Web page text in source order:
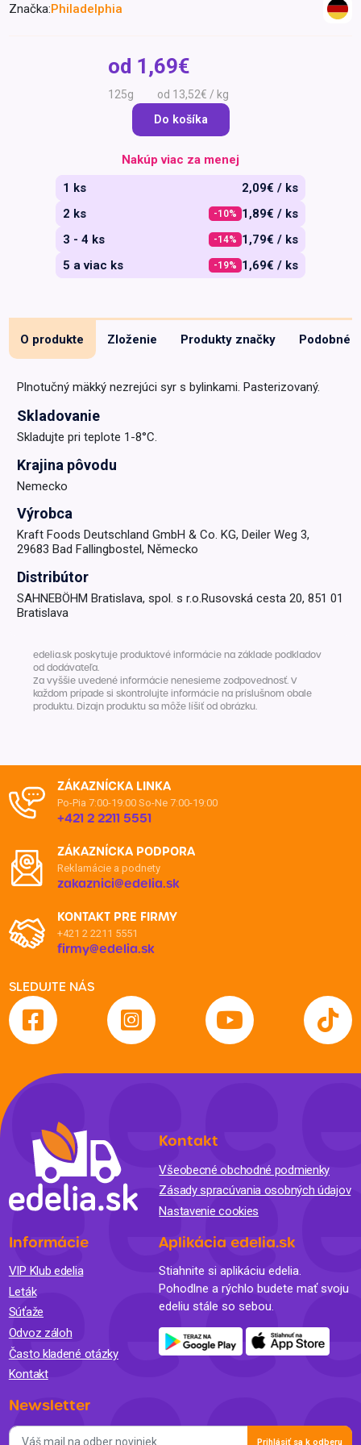
Špeciálna výživa a
Drogéria a kozmetika
Domácnosť a kancelária
Domáci miláčikovia
Lekáreň
Značka:Philadelphia
od 1,69€
125g od 13,52€ / kg
Do košíka
Nakúp viac za menej
1 ks
2,09€ / ks
2 ks
-10% 1,89€ / ks
3 - 4 ks
-14% 1,79€ / ks
5 a viac ks
-19% 1,69€ / ks
O produkte Zloženie Produkty značky Podobné
Plnotučný mäkký nezrejúci syr s bylinkami. Pasterizovaný.
Skladovanie
Skladujte pri teplote 1-8°C.
Krajina pôvodu
Nemecko
Výrobca
Kraft Foods Deutschland GmbH & Co. KG, Deiler Weg 3,
29683 Bad Fallingbostel, Německo
Distribútor
SAHNEBÖHM Bratislava, spol. s r.o.Rusovská cesta 20, 851 01
Bratislava
edelia.sk poskytuje produktové informácie na základe podkladov
od dodávateľa.
Za vyššie uvedené informácie nenesieme zodpovednosť. V
každom prípade si skontrolujte informácie na príslušnom obale
produktu. Dizajn produktu sa môže líšiť od obrázku.
ZÁKAZNÍCKA LINKA
Po-Pia 7:00-19:00 So-Ne 7:00-19:00
+421 2 2211 5551
ZÁKAZNÍCKA PODPORA
Reklamácie a podnety
zakaznici@edelia.sk
KONTAKT PRE FIRMY
+421 2 2211 5551
firmy@edelia.sk
SLEDUJTE NÁS
Kontakt
Všeobecné obchodné podmienky
Zásady spracúvania osobných údajov
Nastavenie cookies
Informácie
VIP Klub edelia
Leták
Súťaže
Odvoz záloh
Často kladené otázky
Kontakt
Aplikácia edelia.sk
Stiahnite si aplikáciu edelia.
Pohodlne a rýchlo budete mať svoju
edeliu stále so sebou.
Newsletter
Prihlásiť sa k odberu